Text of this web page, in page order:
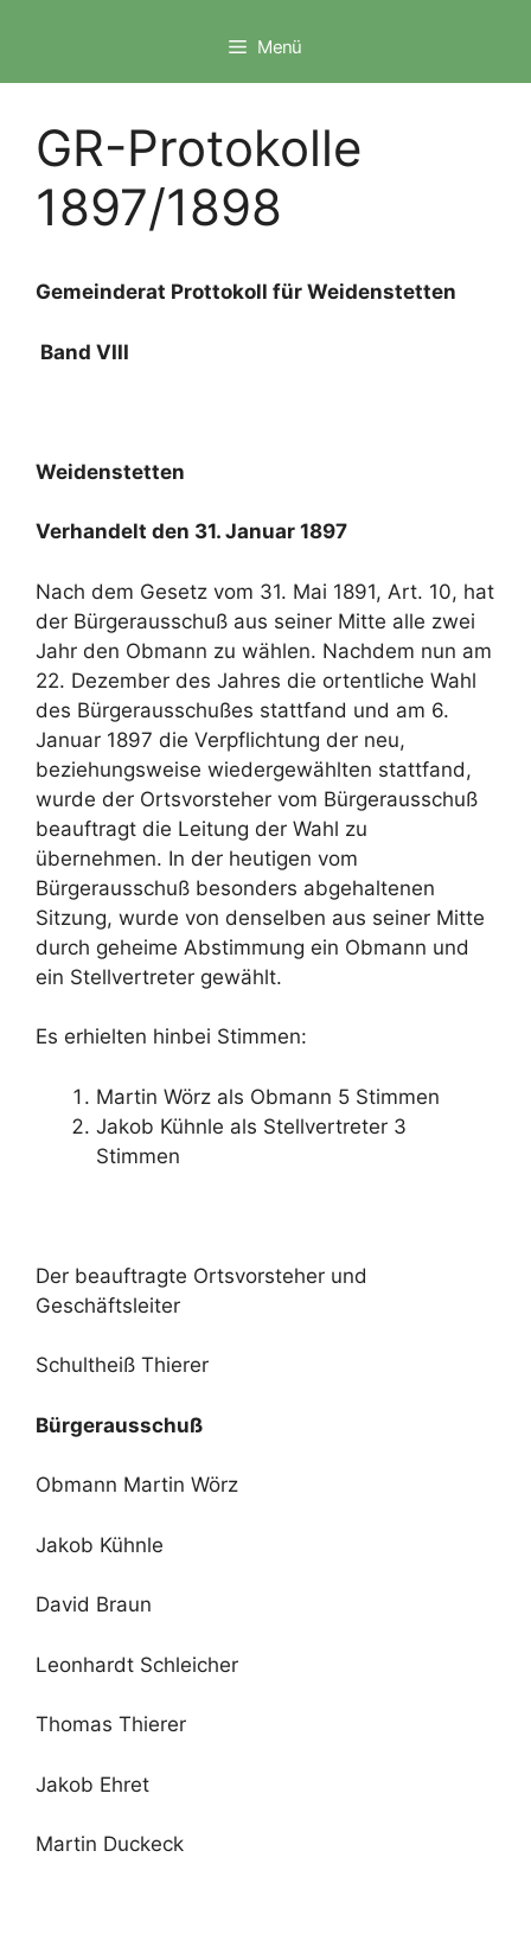
Menü
GR-Protokolle
1897/1898
Gemeinderat Prottokoll für Weidenstetten
Band VIII
Weidenstetten
Verhandelt den 31. Januar 1897
Nach dem Gesetz vom 31. Mai 1891, Art. 10, hat
der Bürgerausschuß aus seiner Mitte alle zwei
Jahr den Obmann zu wählen. Nachdem nun am
22. Dezember des Jahres die ortentliche Wahl
des Bürgerausschußes stattfand und am 6.
Januar 1897 die Verpflichtung der neu,
beziehungsweise wiedergewählten stattfand,
wurde der Ortsvorsteher vom Bürgerausschuß
beauftragt die Leitung der Wahl zu
übernehmen. In der heutigen vom
Bürgerausschuß besonders abgehaltenen
Sitzung, wurde von denselben aus seiner Mitte
durch geheime Abstimmung ein Obmann und
ein Stellvertreter gewählt.
Es erhielten hinbei Stimmen:
Martin Wörz als Obmann 5 Stimmen
Jakob Kühnle als Stellvertreter 3
Stimmen
Der beauftragte Ortsvorsteher und
Geschäftsleiter
Schultheiß Thierer
Bürgerausschuß
Obmann Martin Wörz
Jakob Kühnle
David Braun
Leonhardt Schleicher
Thomas Thierer
Jakob Ehret
Martin Duckeck